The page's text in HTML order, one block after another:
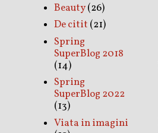
Beauty(26)
De citit (21)
Spring
SuperBlog 2018
(14)
Spring
SuperBlog 2022
(13)
Viata in imagini